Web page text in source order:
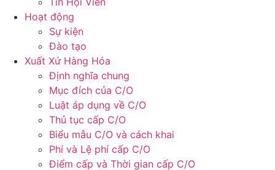
Hoạt động
Sự kiện
Đào tạo
Xuất Xứ Hàng Hóa
Định nghĩa chung
Mục đích của C/O
Luật áp dụng về C/O
Thủ tục cấp C/O
Biểu mẫu C/O và cách khai
Phí và Lệ phí cấp C/O
Điểm cấp và Thời gian cấp C/O